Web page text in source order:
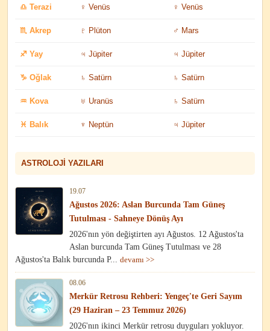
♎ Terazi ♀ Venüs ♀ Venüs
♏ Akrep ♇ Plüton ♂ Mars
♐ Yay ♃ Jüpiter ♃ Jüpiter
♑ Oğlak ♄ Satürn ♄ Satürn
♒ Kova ♅ Uranüs ♄ Satürn
♓ Balık ♆ Neptün ♃ Jüpiter
ASTROLOJI YAZILARI
19.07
Ağustos 2026: Aslan Burcunda Tam Güneş
Tutulması - Sahneye Dönüş Ayı
2026'nın yön değiştirten ayı Ağustos. 12 Ağustos'ta
Aslan burcunda Tam Güneş Tutulması ve 28
Ağustos'ta Balık burcunda P... devamı >>
08.06
Merkür Retrosu Rehberi: Yengeç'te Geri Sayım
(29 Haziran – 23 Temmuz 2026)
2026'nın ikinci Merkür retrosu duyguları yokluyor.